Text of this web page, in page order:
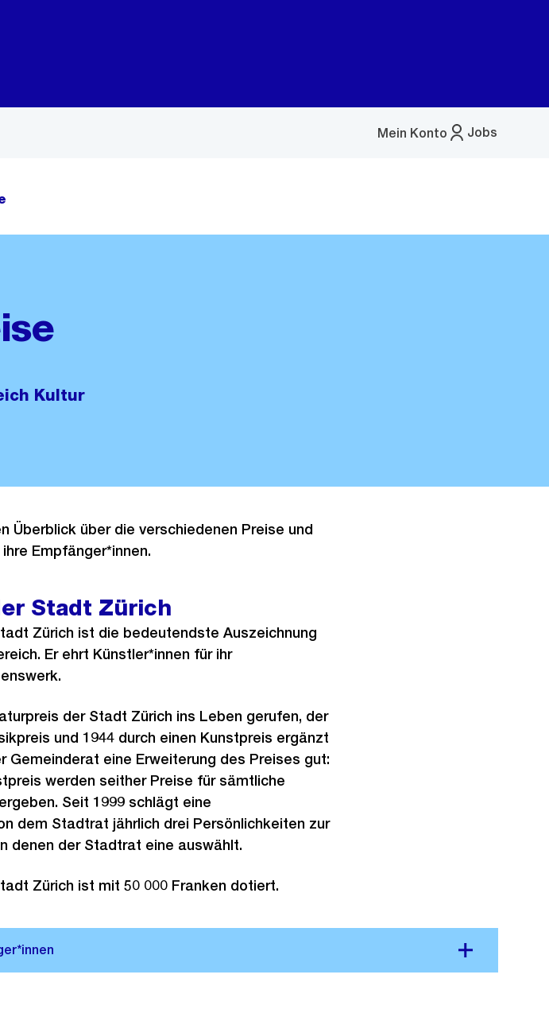
Jobs
Mein Konto
Menü
Kultur
Überblick über die verschiedenen Preise und
Empfänger*innen.
Stadt Zürich
Zürich ist die bedeutendste Auszeichnung
Er ehrt Künstler*innen für ihr
der Stadt Zürich ins Leben gerufen, der
und 1944 durch einen Kunstpreis ergänzt
Gemeinderat eine Erweiterung des Preises gut:
werden seither Preise für sämtliche
Seit 1999 schlägt eine
dem Stadtrat jährlich drei Persönlichkeiten zur
denen der Stadtrat eine auswählt.
Zürich ist mit 50 000 Franken dotiert.